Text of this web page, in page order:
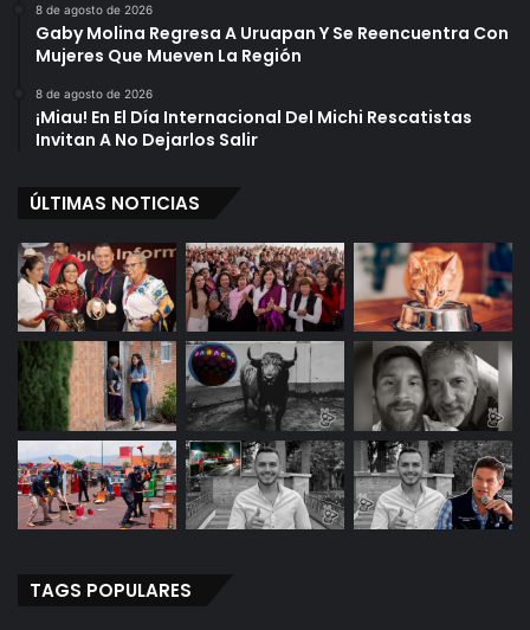
8 de agosto de 2026
Gaby Molina Regresa A Uruapan Y Se Reencuentra Con
Mujeres Que Mueven La Región
8 de agosto de 2026
¡Miau! En El Día Internacional Del Michi Rescatistas
Invitan A No Dejarlos Salir
ÚLTIMAS NOTICIAS
TAGS POPULARES